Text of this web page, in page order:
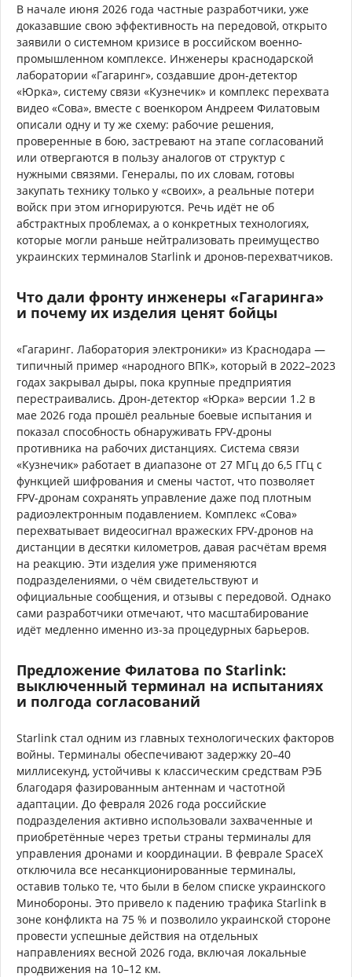
В начале июня 2026 года частные разработчики, уже
доказавшие свою эффективность на передовой, открыто
заявили о системном кризисе в российском военно-
промышленном комплексе. Инженеры краснодарской
лаборатории «Гагаринг», создавшие дрон-детектор
«Юрка», систему связи «Кузнечик» и комплекс перехвата
видео «Сова», вместе с военкором Андреем Филатовым
описали одну и ту же схему: рабочие решения,
проверенные в бою, застревают на этапе согласований
или отвергаются в пользу аналогов от структур с
нужными связями. Генералы, по их словам, готовы
закупать технику только у «своих», а реальные потери
войск при этом игнорируются. Речь идёт не об
абстрактных проблемах, а о конкретных технологиях,
которые могли раньше нейтрализовать преимущество
украинских терминалов Starlink и дронов-перехватчиков.
Что дали фронту инженеры «Гагаринга»
и почему их изделия ценят бойцы
«Гагаринг. Лаборатория электроники» из Краснодара —
типичный пример «народного ВПК», который в 2022–2023
годах закрывал дыры, пока крупные предприятия
перестраивались. Дрон-детектор «Юрка» версии 1.2 в
мае 2026 года прошёл реальные боевые испытания и
показал способность обнаруживать FPV-дроны
противника на рабочих дистанциях. Система связи
«Кузнечик» работает в диапазоне от 27 МГц до 6,5 ГГц с
функцией шифрования и смены частот, что позволяет
FPV-дронам сохранять управление даже под плотным
радиоэлектронным подавлением. Комплекс «Сова»
перехватывает видеосигнал вражеских FPV-дронов на
дистанции в десятки километров, давая расчётам время
на реакцию. Эти изделия уже применяются
подразделениями, о чём свидетельствуют и
официальные сообщения, и отзывы с передовой. Однако
сами разработчики отмечают, что масштабирование
идёт медленно именно из-за процедурных барьеров.
Предложение Филатова по Starlink:
выключенный терминал на испытаниях
и полгода согласований
Starlink стал одним из главных технологических факторов
войны. Терминалы обеспечивают задержку 20–40
миллисекунд, устойчивы к классическим средствам РЭБ
благодаря фазированным антеннам и частотной
адаптации. До февраля 2026 года российские
подразделения активно использовали захваченные и
приобретённые через третьи страны терминалы для
управления дронами и координации. В феврале SpaceX
отключила все несанкционированные терминалы,
оставив только те, что были в белом списке украинского
Минобороны. Это привело к падению трафика Starlink в
зоне конфликта на 75 % и позволило украинской стороне
провести успешные действия на отдельных
направлениях весной 2026 года, включая локальные
продвижения на 10–12 км.